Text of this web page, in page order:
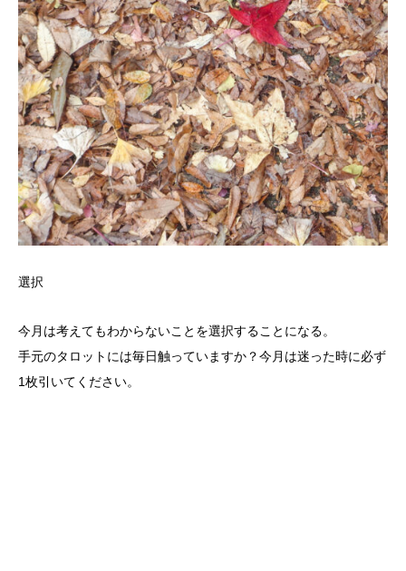
選択
今月は考えてもわからないことを選択することになる。
手元のタロットには毎日触っていますか？今月は迷った時に必ず
1枚引いてください。